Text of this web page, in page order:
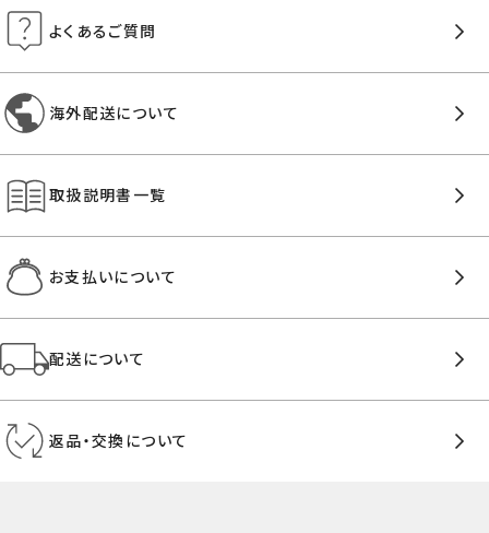
よくあるご質問
海外配送について
取扱説明書一覧
お支払いについて
配送について
返品・交換について